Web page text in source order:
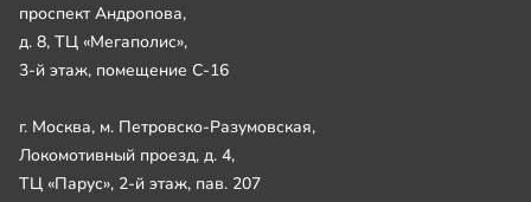
проспект Андропова,
д. 8, ТЦ «Мегаполис»,
3-й этаж, помещение С-16
г. Москва, м. Петровско-Разумовская,
Локомотивный проезд, д. 4,
ТЦ «Парус», 2-й этаж, пав. 207